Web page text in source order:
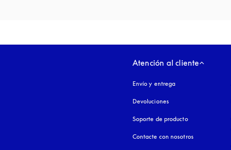
Atención al cliente
Envío y entrega
Devoluciones
Soporte de producto
Contacte con nosotros